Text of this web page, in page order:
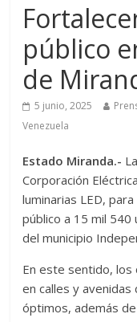
público
de
5 junio, 2025
Venezuela
Estado Miranda.-
Corporación
luminarias LED,
público a 15 mil 540
del municipio
En este sentido, los
en calles y
óptimos, además